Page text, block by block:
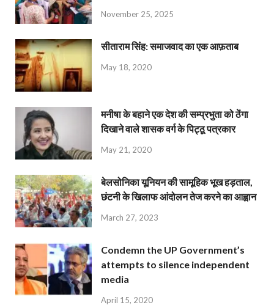
November 25, 2025
सीताराम सिंह: समाजवाद का एक आफ़ताब
May 18, 2020
मनीषा के बहाने एक देश की सम्प्रभुता को ठेंगा
दिखाने वाले शासक वर्ग के पिट्ठू पत्रकार
May 21, 2020
बेलसोनिका यूनियन की सामूहिक भूख हड़ताल,
छंटनी के खिलाफ आंदोलन तेज करने का आह्वान
March 27, 2023
Condemn the UP Government’s
attempts to silence independent
media
April 15, 2020